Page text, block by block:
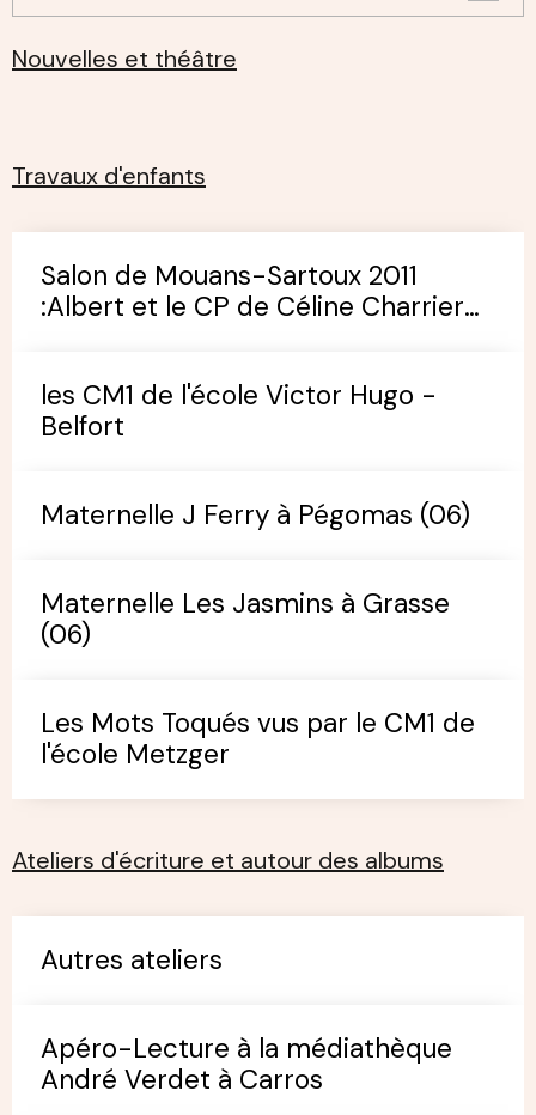
Nouvelles et théâtre
Travaux d'enfants
Salon de Mouans-Sartoux 2011
:Albert et le CP de Céline Charrier
les CM1 de l'école Victor Hugo -
Belfort
Maternelle J Ferry à Pégomas (06)
Maternelle Les Jasmins à Grasse
(06)
Les Mots Toqués vus par le CM1 de
l'école Metzger
Ateliers d'écriture et autour des albums
Autres ateliers
Apéro-Lecture à la médiathèque
André Verdet à Carros